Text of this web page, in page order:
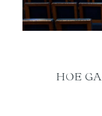
HOE